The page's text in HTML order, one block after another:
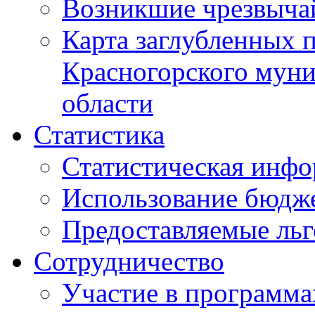
Возникшие
Карта
Красногорского
области
Статистика
Статистическая
Использование
Предоставляемые
Сотрудничество
Участие в